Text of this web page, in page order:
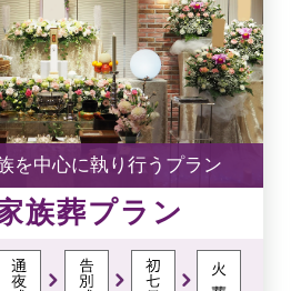
を中心に執り行うプラン
族葬プラン